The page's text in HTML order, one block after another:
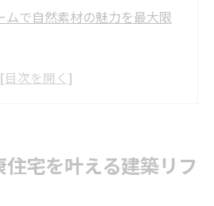
ムで自然素材の魅力を最大限
が建築リフォームの満足度を
宅を叶える建築リフ